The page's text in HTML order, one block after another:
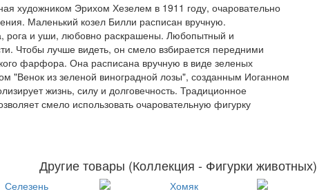
художником Эрихом Хезелем в 1911 году, очаровательно
Маленький козел Билли расписан вручную.
рога и уши, любовно раскрашены. Любопытный и
Чтобы лучше видеть, он смело взбирается передними
фарфора. Она расписана вручную в виде зеленых
"Венок из зеленой виноградной лозы", созданным Иоганном
жизнь, силу и долговечность. Традиционное
смело использовать очаровательную фигурку
Другие товары (Коллекция - Фигурки животных)